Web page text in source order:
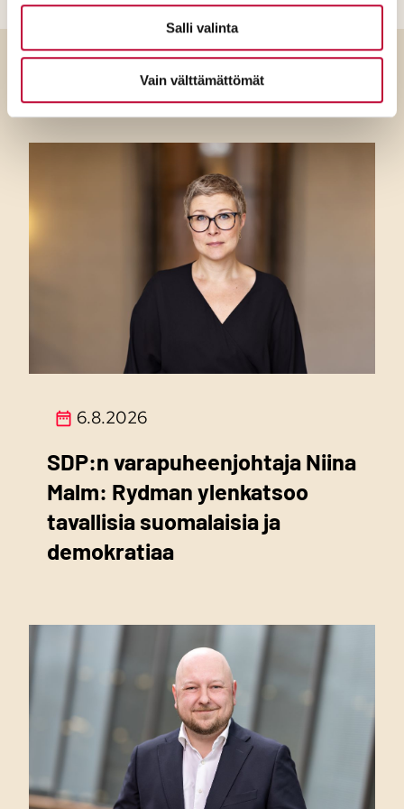
Salli valinta
Vain välttämättömät
Luitko jo?
6.8.2026
SDP:n varapuheenjohtaja Niina
Malm: Rydman ylenkatsoo
tavallisia suomalaisia ja
demokratiaa